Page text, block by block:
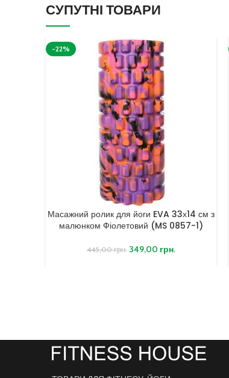
СУПУТНІ ТОВАРИ
-22%
Масажний ролик для йоги EVA 33х14 см з
малюнком Фіолетовий (MS 0857-1)
445,00грн. 349,00 грн.